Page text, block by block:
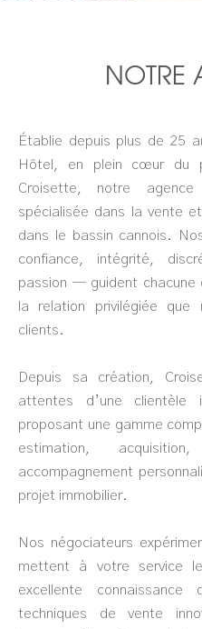
NOTRE
Établie depuis plus de 25
Hôtel, en plein cœur du
Croisette, notre
spécialisée dans la vente
dans le bassin cannois.
confiance, intégrité,
passion — guident chacune
la relation privilégiée que
clients.
Depuis sa création,
attentes d’une clientèle
proposant une gamme
estimation,
accompagnement
projet immobilier.
Nos négociateurs
mettent à votre service
excellente
techniques de vente